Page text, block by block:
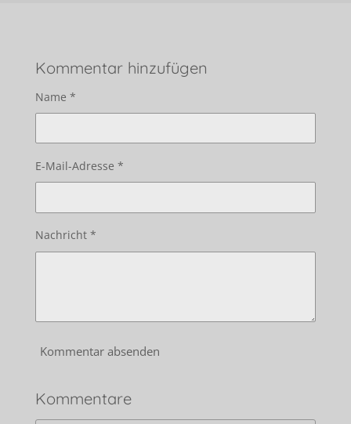
Kommentar hinzufügen
Name *
E-Mail-Adresse *
Nachricht *
Kommentar absenden
Kommentare